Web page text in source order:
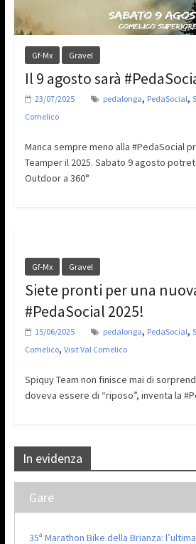
Gf-Mx Gravel
Il 9 agosto sarà
23/07/2025 pedalonga, PedaSocial,
Comelico
Manca sempre meno alla #PedaSocial
Teamper il 2025. Sabato 9 agosto
Outdoor a 360°
Gf-Mx Gravel
Siete pronti per una
#PedaSocial 2025!
15/06/2025 pedalonga, PedaSocial,
Comelico, Visit Val Comelico
Spiquy Team non finisce mai di
doveva essere di “riposo”, inventa la
In evidenza
Gare
35ª Marathon Bike della Brianza: